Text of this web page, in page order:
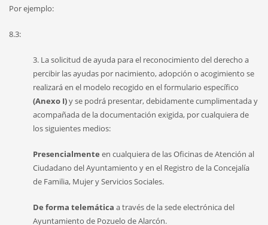
Por ejemplo:
8.3:
3. La solicitud de ayuda para el reconocimiento del derecho a
percibir las ayudas por nacimiento, adopción o acogimiento se
realizará en el modelo recogido en el formulario específico
(Anexo I)y se podrá presentar, debidamente cumplimentada y
acompañadade la documentación exigida, por cualquiera de
los siguientes medios:
Presencialmente en cualquiera de las Oficinas de Atención al
Ciudadano del Ayuntamiento y en el Registro de la Concejalía
de Familia, Mujer y Servicios Sociales.
De forma telemática a través de la sede electrónica del
Ayuntamiento de Pozuelo de Alarcón.